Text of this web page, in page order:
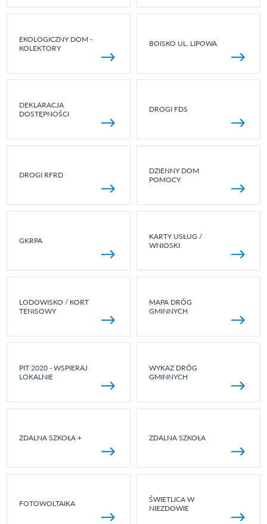
EKOLOGICZNY DOM -
KOLEKTORY
BOISKO UL. LIPOWA
DEKLARACJA
DOSTĘPNOŚCI
DROGI FDS
DROGI RFRD
DZIENNY DOM
POMOCY
GKRPA
KARTY USŁUG /
WNIOSKI
LODOWISKO / KORT
TENISOWY
MAPA DRÓG
GMINNYCH
PIT 2020 - WSPIERAJ
LOKALNIE
WYKAZ DRÓG
GMINNYCH
ZDALNA SZKOŁA + ZDALNA SZKOŁA
FOTOWOLTAIKA
ŚWIETLICA W
NIEZDOWIE